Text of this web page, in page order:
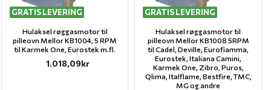
GRATIS LEVERING
Hulaksel røggasmotor til
pilleovn Mellor KB1004, 5 RPM
til Karmek One, Eurostek m.fl.
1.018,09kr
GRATIS LEVERING
Hulaksel røggasmotor til
pilleovn Mellor KB1008 5RPM
til Cadel, Deville, Eurofiamma,
Eurostek, Italiana Camini,
Karmek One, Zibro, Puros,
Qlima, Italflame, Bestfire, TMC,
MG og andre